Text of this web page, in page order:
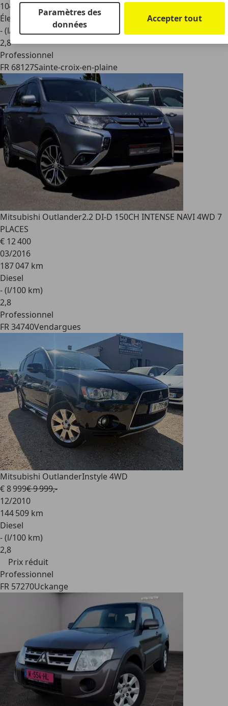
104 042 km
Électrique/Essence
- (l/100 km)
2,8
Professionnel
FR 68127Sainte-croix-en-plaine
Mitsubishi Outlander2.2 DI-D 150CH INTENSE NAVI 4WD 7
PLACES
€ 12 400
03/2016
187 047 km
Diesel
- (l/100 km)
2,8
Professionnel
FR 34740Vendargues
Mitsubishi OutlanderInstyle 4WD
€ 8 999€ 9 999,-
12/2010
144 509 km
Diesel
- (l/100 km)
2,8
Prix réduit
Professionnel
FR 57270Uckange
Paramètres des
données
Accepter tout